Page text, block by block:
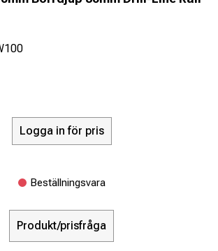
Logga in för pris
Beställningsvara
Produkt/prisfråga